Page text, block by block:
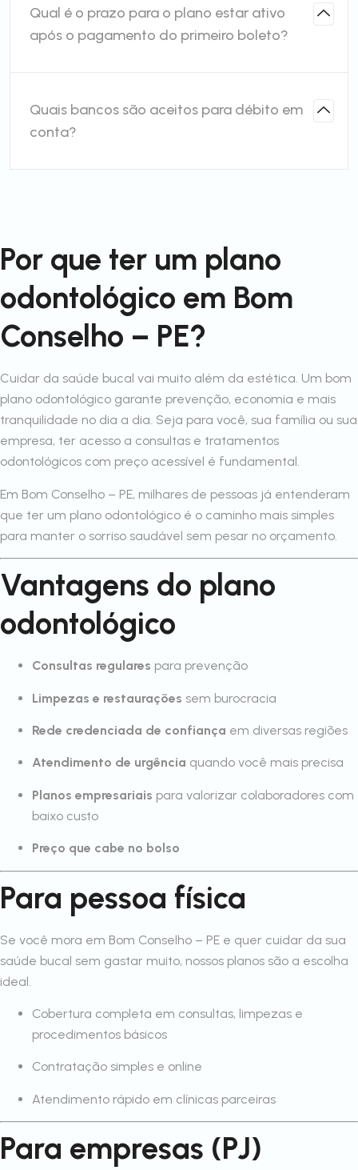
Qual é o prazo para o plano estar ativo
após o pagamento do primeiro boleto?
Quais bancos são aceitos para débito em
conta?
Por que ter um plano
odontológico em Bom
Conselho – PE?
Cuidar da saúde bucal vai muito além da estética. Um bom
plano odontológico garante prevenção, economia e mais
tranquilidade no dia a dia. Seja para você, sua família ou sua
empresa, ter acesso a consultas e tratamentos
odontológicos com preço acessível é fundamental.
Em Bom Conselho – PE, milhares de pessoas já entenderam
que ter um plano odontológico é o caminho mais simples
para manter o sorriso saudável sem pesar no orçamento.
Vantagens do plano
odontológico
Consultas regulares para prevenção
Limpezas e restaurações sem burocracia
Rede credenciada de confiança em diversas regiões
Atendimento de urgência quando você mais precisa
Planos empresariais para valorizar colaboradores com
baixo custo
Preço que cabe no bolso
Para pessoa física
Se você mora em Bom Conselho – PE e quer cuidar da sua
saúde bucal sem gastar muito, nossos planos são a escolha
ideal.
Cobertura completa em consultas, limpezas e
procedimentos básicos
Contratação simples e online
Atendimento rápido em clínicas parceiras
Para empresas (PJ)